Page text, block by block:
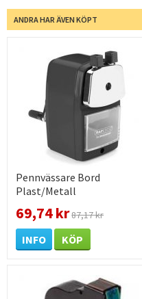
ANDRA HAR ÄVEN KÖPT
Pennvässare Bord
Plast/Metall
69,74 kr87,17 kr
INFO KÖP